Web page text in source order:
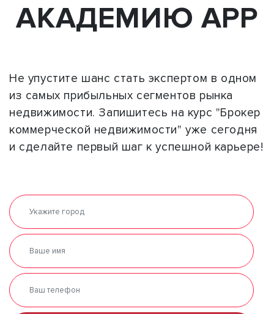
АКАДЕМИЮ АРР
Не упустите шанс стать экспертом в одном
из самых прибыльных сегментов рынка
недвижимости. Запишитесь на курс "Брокер
коммерческой недвижимости" уже сегодня
и сделайте первый шаг к успешной карьере!